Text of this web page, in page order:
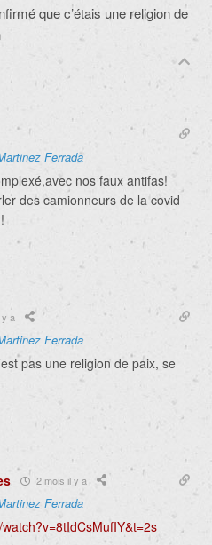
que c’étais une religion de
Ferrada
nos faux antifas!
des camionneurs de la covid
a
Ferrada
pas une religion de paix, se
2 mois il y a
Ferrada